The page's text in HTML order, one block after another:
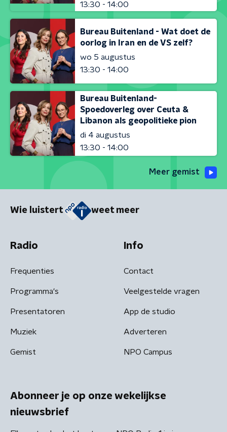
13:30 - 14:00
Bureau Buitenland - Wat doet de
oorlog in Iran en de VS zelf?
wo 5 augustus
13:30 - 14:00
Bureau Buitenland-
Spoedoverleg over Ceuta &
Libanon als geopolitieke pion
di 4 augustus
13:30 - 14:00
Meer gemist
Wie luistert weet meer
Radio
Frequenties
Programma's
Presentatoren
Muziek
Gemist
Info
Contact
Veelgestelde vragen
App de studio
Adverteren
NPO Campus
Abonneer je op onze wekelijkse
nieuwsbrief